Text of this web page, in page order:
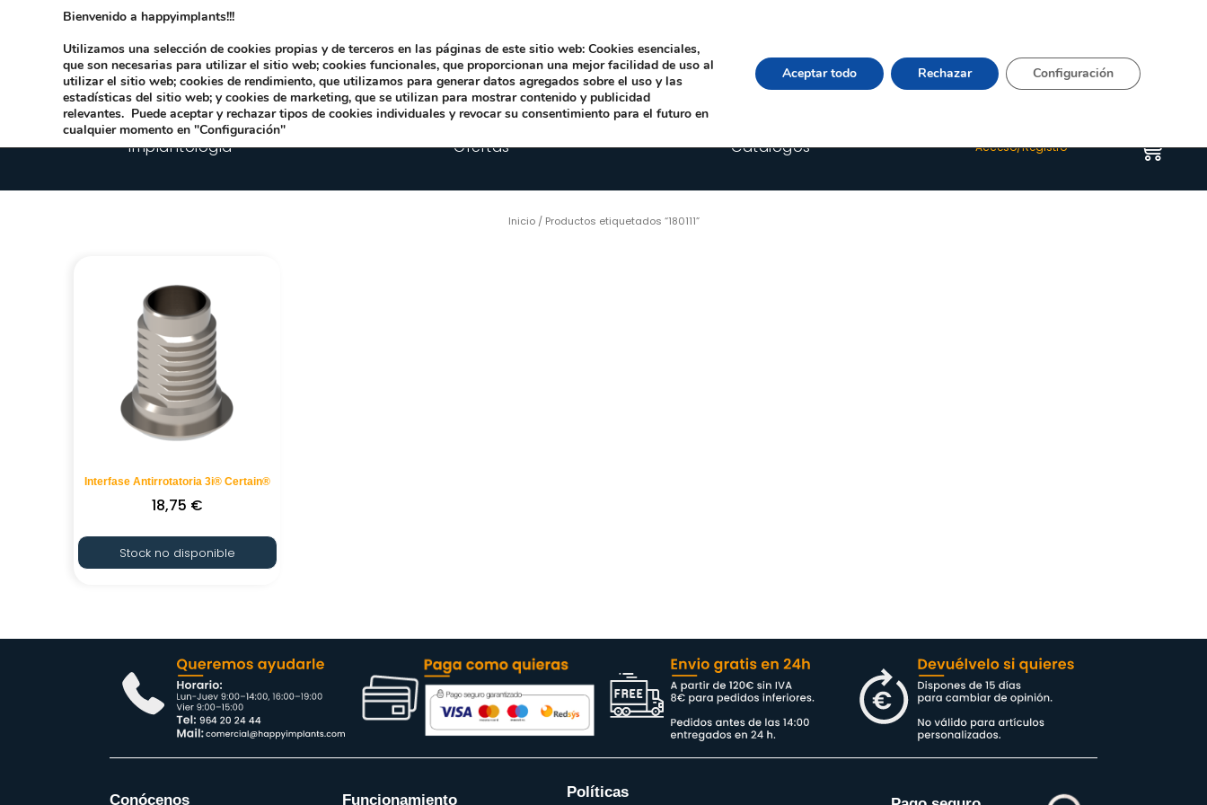
Dirección:
Quienes somos Happyblog Contacto
Implantologia Ofertas Catálogos Acceso/Registro
Inicio/ Productos etiquetados “180111”
Interfase Antirrotatoria 3i® Certain®
18,75 €
Stock no disponible
Conócenos Funcionamiento Políticas
Bienvenido a happyimplants!!!
Utilizamos una selección de cookies propias y de terceros en las páginas de este sitio web: Cookies esenciales,
que son necesarias para utilizar el sitio web; cookies funcionales, que proporcionan una mejor facilidad de uso al
utilizar el sitio web; cookies de rendimiento, que utilizamos para generar datos agregados sobre el uso y las
estadísticas del sitio web; y cookies de marketing, que se utilizan para mostrar contenido y publicidad
relevantes. Puede aceptar y rechazar tipos de cookies individuales y revocar su consentimiento para el futuro en
cualquier momento en "Configuración"
Aceptar todo Rechazar Configuración